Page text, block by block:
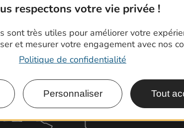
respectons votre vie privée !
sont très utiles pour améliorer votre
et mesurer votre engagement avec nos
Politique de confidentialité
Personnaliser Tout